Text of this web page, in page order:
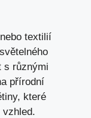
textilií
s různými
přírodní
které
vzhled.